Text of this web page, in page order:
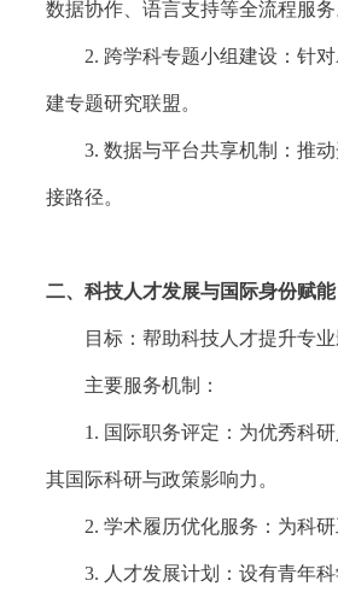
数据协作、语言支持等全流程服务
2. 跨学科专题小组建设：针对
建专题研究联盟。
3. 数据与平台共享机制：推
接路径。
二、科技人才发展与国际身份赋能
目标：帮助科技人才提升专
主要服务机制：
1. 国际职务评定：为优秀科
其国际科研与政策影响力。
2. 学术履历优化服务：为科
3. 人才发展计划：设有青年